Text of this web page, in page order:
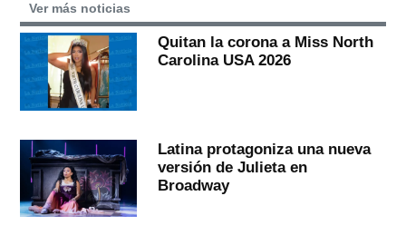
Ver más noticias
Quitan la corona a Miss North
Carolina USA 2026
Latina protagoniza una nueva
versión de Julieta en
Broadway